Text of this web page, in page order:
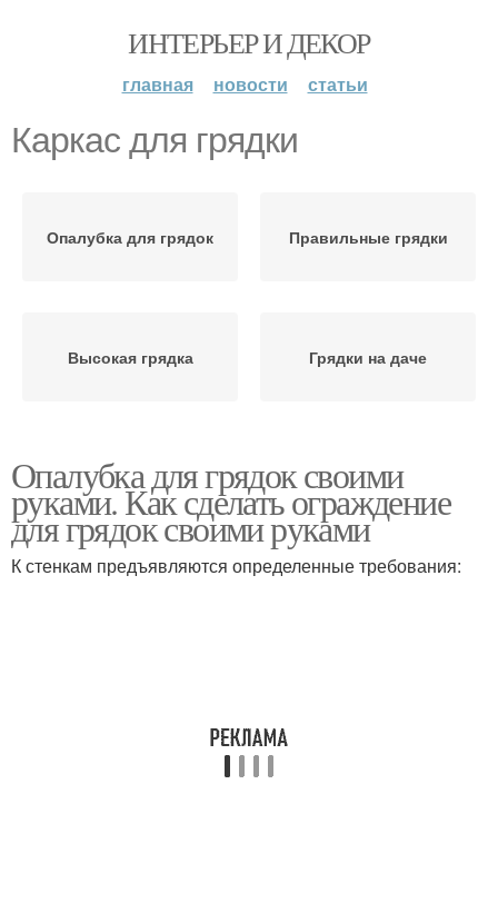
ИНТЕРЬЕР И ДЕКОР
главная новости статьи
Каркас для грядки
Опалубка для грядок Правильные грядки
Высокая грядка Грядки на даче
Опалубка для грядок своими
руками. Как сделать ограждение
для грядок своими руками
К стенкам предъявляются определенные требования: